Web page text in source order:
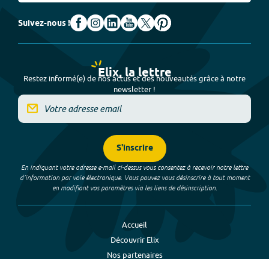
Suivez-nous !
Elix, la lettre
Restez informé(e) de nos actus et des nouveautés grâce à notre
newsletter !
S'inscrire
En indiquant votre adresse e-mail ci-dessus vous consentez à recevoir notre lettre
d’information par voie électronique. Vous pouvez vous désinscrire à tout moment
en modifiant vos paramètres via les liens de désinscription.
Accueil
Découvrir Elix
Nos partenaires